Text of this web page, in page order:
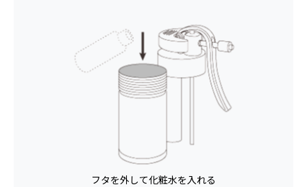
フタを外して化粧水を入れる